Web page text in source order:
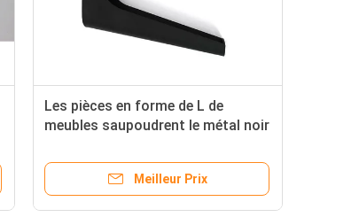
Les pièces en forme de L de
meubles saupoudrent le métal noir
170mm
Meilleur Prix